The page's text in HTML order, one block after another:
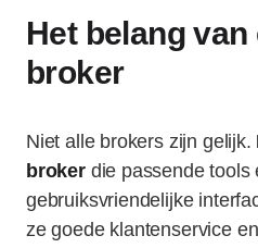
Het belang van
broker
Niet alle brokers zijn gelijk.
brokerdie passende tools
gebruiksvriendelijke
ze goede klantenservice